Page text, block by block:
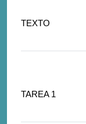
TEXTO
TAREA 1